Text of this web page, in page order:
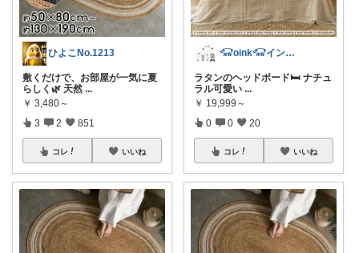
ひよこNo.1213
敷くだけで、お部屋が一気に夏
らしく🌿 天然 ...
￥ 3,480～
3 2 851
コレ いいね
𓃟oink𓃟インテリア・雑貨・服
ラタンのヘッドボード🛏️ ナチュ
ラル可愛い ...
￥ 19,999～
0 0 20
コレ いいね